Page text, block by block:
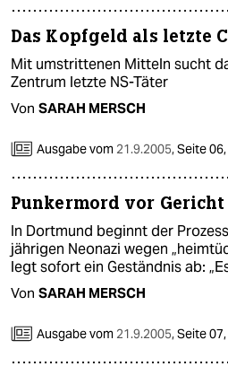
Das Kopfgeld als letzte
Mit umstrittenen Mitteln sucht
Zentrum letzte NS-Täter
Von SARAH MERSCH
Ausgabe vom 21.9.2005,Seite 06,
Punkermord vor Gericht
In Dortmund beginnt der
jährigen Neonazi wegen
legt sofort ein Geständnis ab:
Von SARAH MERSCH
Ausgabe vom 21.9.2005,Seite 07,